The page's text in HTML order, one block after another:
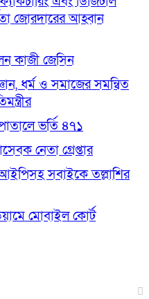
জোরদারের আহ্বান
কাজী জেসিন
ধর্ম ও সমাজের সমন্বিত
ভর্তি ৪৭১
নেতা গ্রেপ্তার
সবাইকে তল্লাশির
মোবাইল কোর্ট